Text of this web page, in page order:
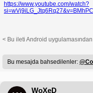
https://www.youtube.com/watch?
< Bu ileti Android uygulamasından
Bu mesajda bahsedilenler:
WoXeD